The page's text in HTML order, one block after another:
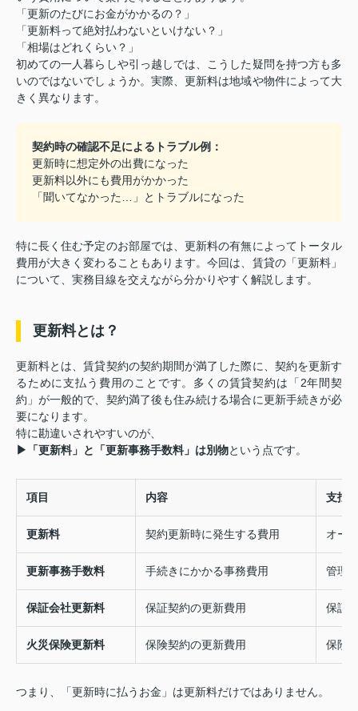
「更新のたびにお金がかかるの？」
「更新料って絶対払わないといけない？」
「相場はどれくらい？」
初めての一人暮らしや引っ越しでは、こうした疑問を持つ方も多
いのではないでしょうか。実際、更新料は地域や物件によって大
きく異なります。
契約時の確認不足によるトラブル例：
更新時に想定外の出費になった
更新料以外にも費用がかかった
「聞いてなかった…」とトラブルになった
特に長く住む予定のお部屋では、更新料の有無によってトータル
費用が大きく変わることもあります。今回は、賃貸の「更新料」
について、実務目線を交えながら分かりやすく解説します。
更新料とは？
更新料とは、賃貸契約の契約期間が満了した際に、契約を更新す
るために支払う費用のことです。多くの賃貸契約は「2年間契
約」が一般的で、契約満了後も住み続ける場合に更新手続きが必
要になります。
特に勘違いされやすいのが、
▶「更新料」と「更新事務手数料」は別物という点です。
項目 内容 支払
更新料 契約更新時に発生する費用 オー
更新事務手数料 手続きにかかる事務費用 管理
保証会社更新料 保証契約の更新費用 保証
火災保険更新料 保険契約の更新費用 保険
つまり、「更新時に払うお金」は更新料だけではありません。